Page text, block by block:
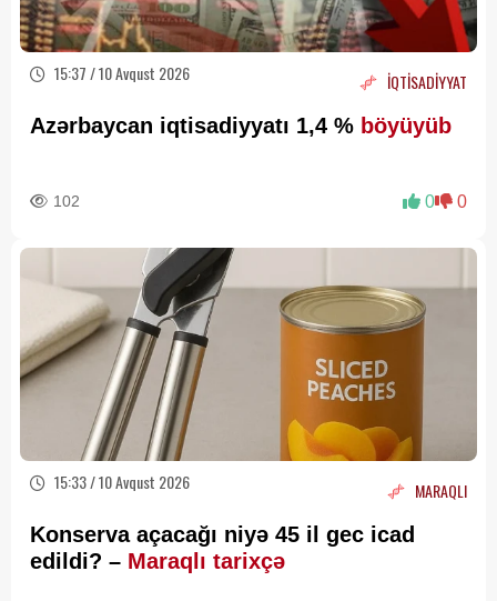
15:37 / 10 Avqust 2026 İQTİSADİYYAT
Azərbaycan iqtisadiyyatı 1,4 % böyüyüb
102 0 0
15:33 / 10 Avqust 2026 MARAQLI
Konserva açacağı niyə 45 il gec icad
edildi? – Maraqlı tarixçə